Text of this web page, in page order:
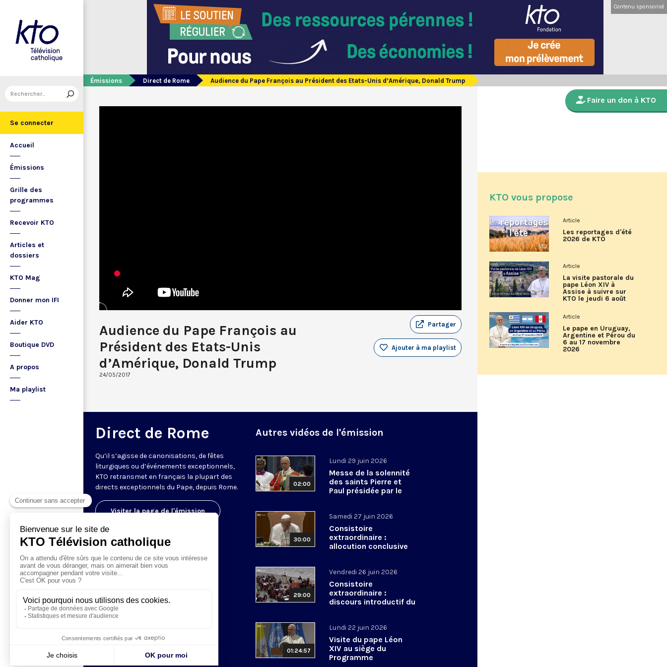
Se connecter
Accueil
Émissions
Grille des
programmes
Recevoir KTO
Articles et
dossiers
KTO Mag
Donner mon IFI
Aider KTO
Boutique DVD
A propos
Ma playlist
Contenu sponsorisé
Émissions Direct de Rome Audience du Pape François au Président des Etats-Unis d’Amérique, Donald Trump
Audience du Pape François au
Président des Etats-Unis
d’Amérique, Donald Trump
24/05/2017
Partager
Ajouter à ma playlist
Direct de Rome
Qu’il s’agisse de canonisations, de fêtes
liturgiques ou d’événements exceptionnels,
KTO retransmet en français la plupart des
directs exceptionnels du Pape, depuis Rome.
Visiter la page de l'émission
Autres vidéos de l'émission
02:00
Lundi 29 juin 2026
Messe de la solennité
des saints Pierre et
Paul présidée par le
pape Léon XIV - 29 juin
30:00
Samedi 27 juin 2026
Consistoire
extraordinaire :
allocution conclusive
du pape Léon XIV et Te
29:00
Vendredi 26 juin 2026
Consistoire
extraordinaire :
discours introductif du
pape Léon XIV - 26 juin
01:24:57
Lundi 22 juin 2026
Visite du pape Léon
XIV au siège du
Programme
Faire un don à KTO
KTO vous propose
Article
Les reportages d'été
2026 de KTO
Article
La visite pastorale du
pape Léon XIV à
Assise à suivre sur
KTO le jeudi 6 août
Article
Le pape en Uruguay,
Argentine et Pérou du
6 au 17 novembre
2026